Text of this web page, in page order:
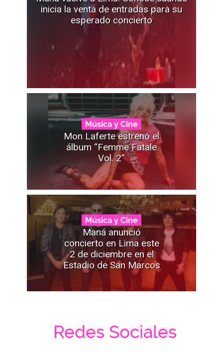
inicia la venta de entradas para su
esperado concierto
Música y Cine
Mon Laferte estrenó el
álbum “Femme Fatale
Vol. 2”
Música y Cine
Maná anunció
concierto en Lima este
2 de diciembre en el
Estadio de San Marcos
Redes Sociales